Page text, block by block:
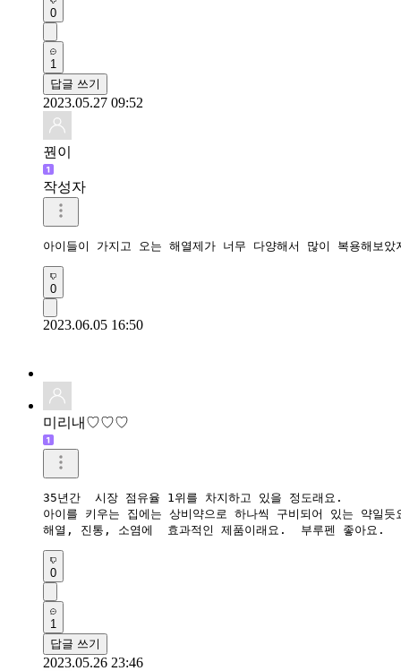
0
1
답글 쓰기
2023.05.27 09:52
꿘이
작성자
아이들이 가지고 오는 해열제가 너무 다양해서 많이 복용해보았
0
2023.06.05 16:50
미리내♡♡♡
35년간  시장 점유율 1위를 차지하고 있을 정도래요.
아이를 키우는 집에는 상비약으로 하나씩 구비되어 있는 약일듯
해열, 진통, 소염에  효과적인 제품이래요.  부루펜 좋아요.
0
1
답글 쓰기
2023.05.26 23:46